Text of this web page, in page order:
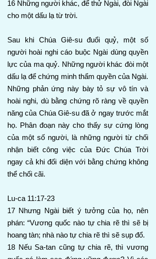
16 Những người khác, để thử Ngài, đòi Ngài
cho một dấu lạ từ trời.
Sau khi Chúa Giê-su đuổi quỷ, một số
người hoài nghi cáo buộc Ngài dùng quyền
lực của ma quỷ. Những người khác đòi một
dấu lạ để chứng minh thẩm quyền của Ngài.
Những phản ứng này bày tỏ sự vô tín và
hoài nghi, dù bằng chứng rõ ràng về quyền
năng của Chúa Giê-su đã ở ngay trước mắt
họ. Phân đoạn này cho thấy sự cứng lòng
của một số người, là những người từ chối
nhận biết công việc của Đức Chúa Trời
ngay cả khi đối diện với bằng chứng không
thể chối cãi.
Lu-ca 11:17-23
17 Nhưng Ngài biết ý tưởng của họ, nên
phán: “Vương quốc nào tự chia rẽ thì sẽ bị
hoang tàn; nhà nào tự chia rẽ thì sẽ sụp đổ.
18 Nếu Sa-tan cũng tự chia rẽ, thì vương